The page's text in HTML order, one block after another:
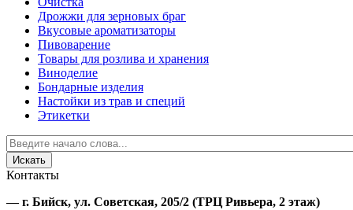
Дрожжи для зерновых браг
Вкусовые ароматизаторы
Пивоварение
Товары для розлива и хранения
Виноделие
Бондарные изделия
Настойки из трав и специй
Этикетки
Контакты
—г. Бийск, ул. Советская, 205/2 (ТРЦ Ривьера, 2 этаж)